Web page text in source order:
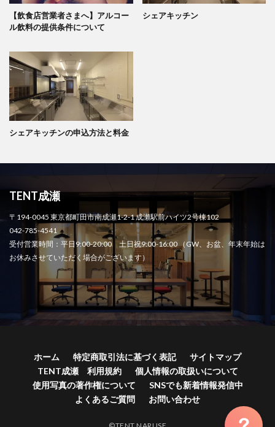
【飲食店営業者さまへ】アルコー
ル飲料の提供条件について
シェアキッチン
シェアキッチンの申込方法と料金
TENT成瀬
〒194-0045 東京都町田市南成瀬1-2-1 成瀬駅前ハイツ2号棟102
042-785-4541
受付営業時間：平日9:00-20:00 土日祝9:00-16:00 （GW、お盆、年末年始は
お休みさせていただく場合がございます）
ホーム 特定商取引法に基づく表記
サイトマップ
TENT成瀬 利用規約
個人情報の取扱いについて
使用写真の著作権について
SNSでも新着情報発信中
よくあるご質問
お問い合わせ